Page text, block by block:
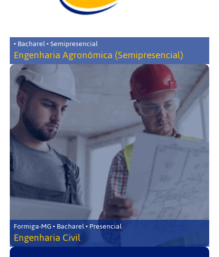
• Bacharel • Semipresencial
Engenharia Agronômica (Semipresencial)
Formiga-MG • Bacharel • Presencial
Engenharia Civil